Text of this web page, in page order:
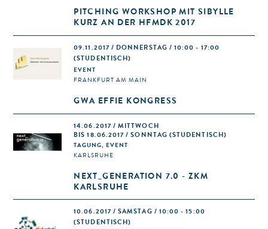
PITCHING WORKSHOP MIT SIBYLLE
KURZ AN DER HFMDK 2017
09.11.2017 / DONNERSTAG / 10:00 - 17:00
(STUDENTISCH)
EVENT
FRANKFURT AM MAIN
GWA EFFIE KONGRESS
14.06.2017 / MITTWOCH
BIS 18.06.2017 / SONNTAG (STUDENTISCH)
TAGUNG, EVENT
KARLSRUHE
NEXT_GENERATION 7.0 - ZKM
KARLSRUHE
10.06.2017 / SAMSTAG / 10:00 - 15:00
(STUDENTISCH)